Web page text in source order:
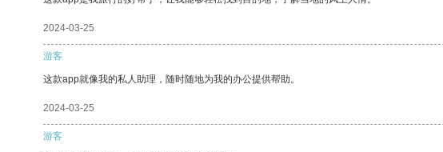
2024-03-25
游客
这款app就像我的私人助理，随时随地为我的办公提供帮助。
2024-03-25
游客